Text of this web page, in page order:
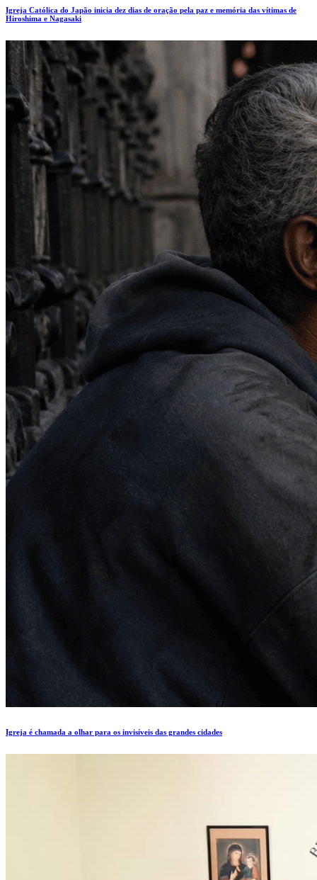
Igreja Católica do Japão inicia dez dias de oração pela paz e memória das vítimas de
Hiroshima e Nagasaki
Igreja é chamada a olhar para os invisíveis das grandes cidades